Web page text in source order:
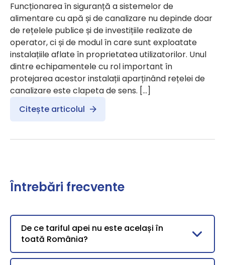
Funcționarea în siguranță a sistemelor de
alimentare cu apă și de canalizare nu depinde doar
de rețelele publice și de investițiile realizate de
operator, ci și de modul în care sunt exploatate
instalațiile aflate în proprietatea utilizatorilor. Unul
dintre echipamentele cu rol important în
protejarea acestor instalații aparținând rețelei de
canalizare este clapeta de sens. […]
Citește articolul
Întrebări frecvente
De ce tariful apei nu este același în
toată România?